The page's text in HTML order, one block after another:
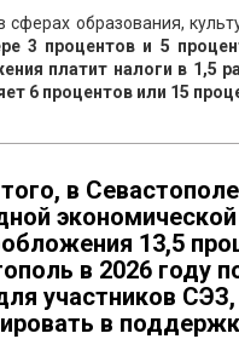
сферах образования,
3 процентов и 5
платит налоги в 1,5
6 процентов или 15
в
13,5
в 2026 году
участников
в